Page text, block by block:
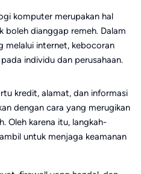
komputer merupakan hal
dianggap remeh. Dalam
melalui internet, kebocoran
individu dan perusahaan.
kredit, alamat, dan informasi
dengan cara yang merugikan
Oleh karena itu, langkah-
untuk menjaga keamanan